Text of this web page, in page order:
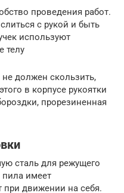
проведения работ.
с рукой и быть
используют
телу
должен скользить,
в корпусе рукоятки
прорезиненная
сталь для режущего
пила имеет
при движении на себя.